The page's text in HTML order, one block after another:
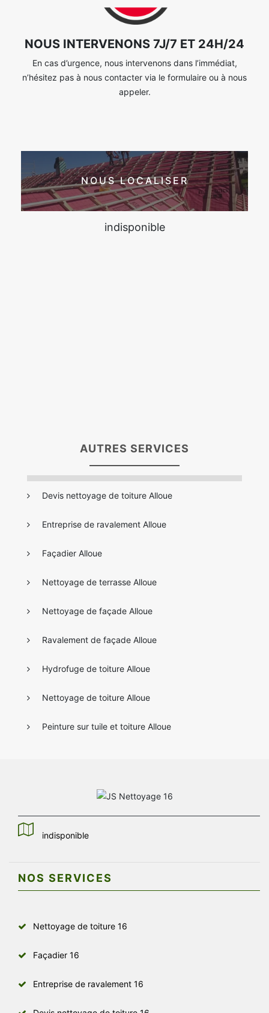
NOUS INTERVENONS 7J/7 ET 24H/24
En cas d’urgence, nous intervenons dans l’immédiat,
n’hésitez pas à nous contacter via le formulaire ou à nous
appeler.
NOUS LOCALISER
indisponible
AUTRES SERVICES
Devis nettoyage de toiture Alloue
Entreprise de ravalement Alloue
Façadier Alloue
Nettoyage de terrasse Alloue
Nettoyage de façade Alloue
Ravalement de façade Alloue
Hydrofuge de toiture Alloue
Nettoyage de toiture Alloue
Peinture sur tuile et toiture Alloue
indisponible
NOS SERVICES
Nettoyage de toiture 16
Façadier 16
Entreprise de ravalement 16